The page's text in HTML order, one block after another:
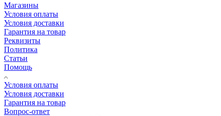
Магазины
Условия оплаты
Условия доставки
Гарантия на товар
Реквизиты
Политика
Статьи
Помощь
Условия оплаты
Условия доставки
Гарантия на товар
Вопрос-ответ